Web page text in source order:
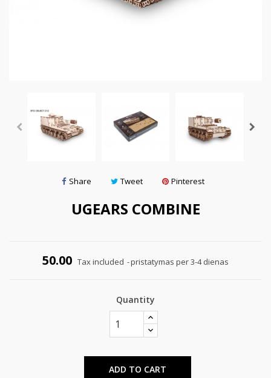
Share Tweet Pinterest
UGEARS COMBINE
50.00 Tax included pristatymas per 3-4 dienas
Quantity
ADD TO CART